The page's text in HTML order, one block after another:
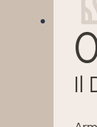
Il